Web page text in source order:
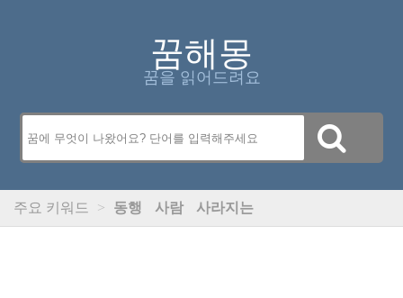
꿈해몽
꿈을 읽어드려요
주요 키워드 > 동행 사람 사라지는